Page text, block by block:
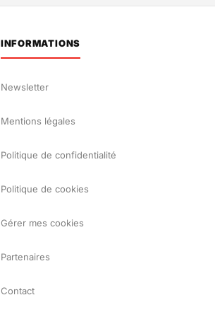
INFORMATIONS
Newsletter
Mentions légales
Politique de confidentialité
Politique de cookies
Gérer mes cookies
Partenaires
Contact